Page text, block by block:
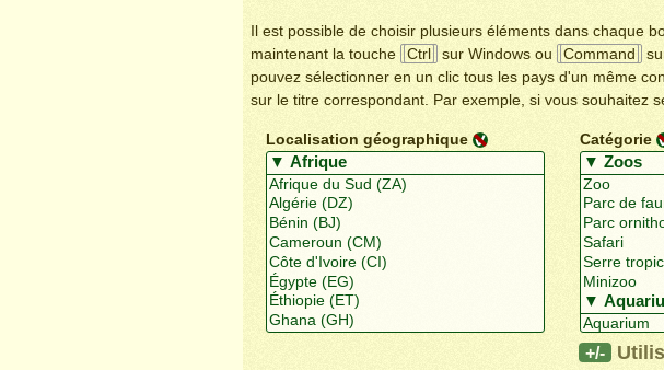
Il est possible de choisir plusieurs éléments dans chaque
maintenant la touche
Ctrl sur Windows ou Command
pouvez sélectionner en un clic tous les pays d'un même
sur le titre correspondant. Par exemple, si vous souhaitez
Localisation géographique Catégorie
+/-